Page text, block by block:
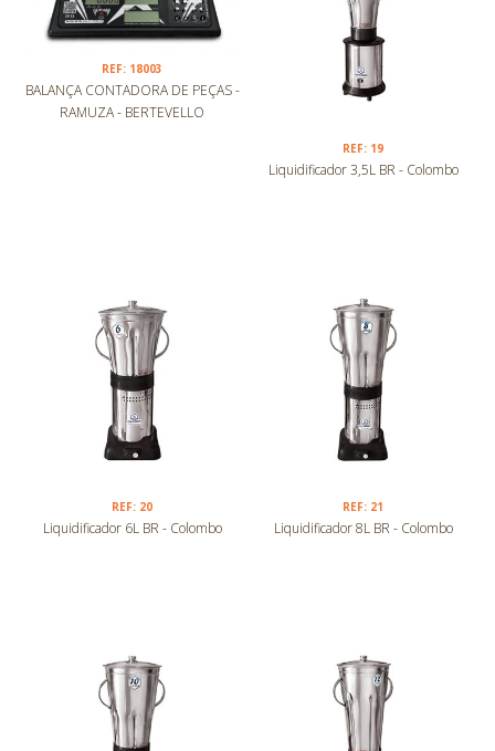
REF: 18003
BALANÇA CONTADORA DE PEÇAS -
RAMUZA - BERTEVELLO
REF: 19
Liquidificador 3,5L BR - Colombo
REF: 20
Liquidificador 6L BR - Colombo
REF: 21
Liquidificador 8L BR - Colombo